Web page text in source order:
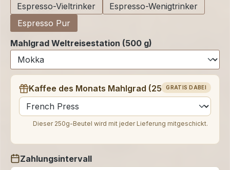
Espresso-Vieltrinker
Espresso-Wenigtrinker
Espresso Pur
Mahlgrad Weltreisestation (500 g)
GRATIS DABEI
Kaffee des Monats Mahlgrad (250 g)
auswählen
Dieser 250g-Beutel wird mit jeder Lieferung mitgeschickt.
Zahlungsintervall
auswählen